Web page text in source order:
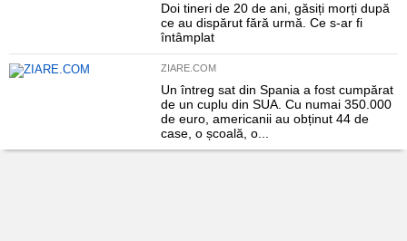
Doi tineri de 20 de ani, găsiți morți după
ce au dispărut fără urmă. Ce s-ar fi
întâmplat
ZIARE.COM
Un întreg sat din Spania a fost cumpărat
de un cuplu din SUA. Cu numai 350.000
de euro, americanii au obținut 44 de
case, o școală, o...